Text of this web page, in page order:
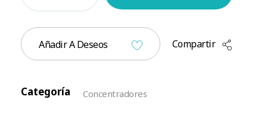
Añadir A Deseos Compartir
Categoría Concentradores